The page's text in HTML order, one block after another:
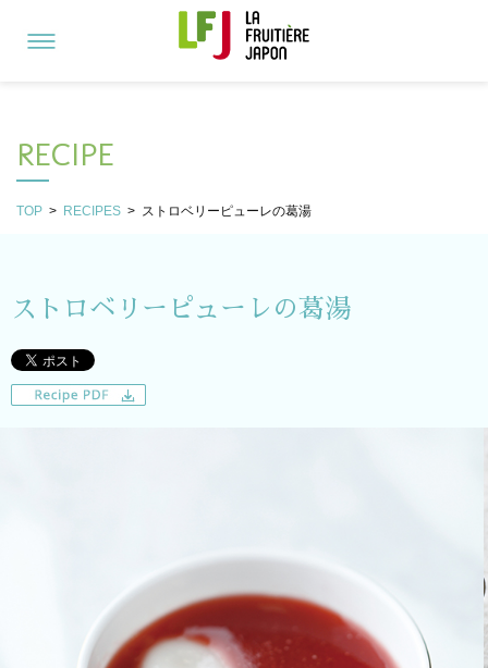
RECIPE
TOP > RECIPES > ストロベリーピューレの葛湯
ストロベリーピューレの葛湯